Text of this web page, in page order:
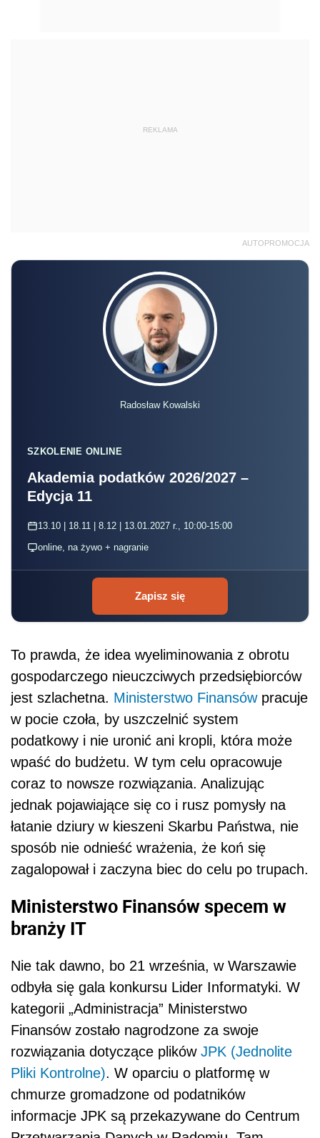
REKLAMA
AUTOPROMOCJA
Radosław Kowalski
SZKOLENIE ONLINE
Akademia podatków 2026/2027 –
Edycja 11
13.10 | 18.11 | 8.12 | 13.01.2027 r., 10:00-15:00
online, na żywo + nagranie
Zapisz się
To prawda, że idea wyeliminowania z obrotu
gospodarczego nieuczciwych przedsiębiorców
jest szlachetna. Ministerstwo Finansówpracuje
w pocie czoła, by uszczelnić system
podatkowy i nie uronić ani kropli, która może
wpaść do budżetu. W tym celu opracowuje
coraz to nowsze rozwiązania. Analizując
jednak pojawiające się co i rusz pomysły na
łatanie dziury w kieszeni Skarbu Państwa, nie
sposób nie odnieść wrażenia, że koń się
zagalopował i zaczyna biec do celu po trupach.
Ministerstwo Finansów specem w
branży IT
Nie tak dawno, bo 21 września, w Warszawie
odbyła się gala konkursu Lider Informatyki. W
kategorii „Administracja” Ministerstwo
Finansów zostało nagrodzone za swoje
rozwiązania dotyczące plików JPK (Jednolite
Pliki Kontrolne). W oparciu o platformę w
chmurze gromadzone od podatników
informacje JPK są przekazywane do Centrum